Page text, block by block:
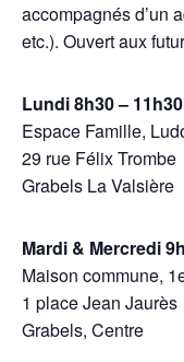
accompagnés d’un
etc.). Ouvert aux
Lundi 8h30 –
Espace Famille,
29 rue Félix Trombe
Grabels La Valsière
Mardi & Mercredi
Maison commune,
1 place Jean Jaurès
Grabels, Centre